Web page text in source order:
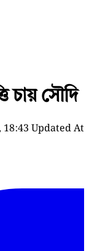
চায় সৌদি
Updated At